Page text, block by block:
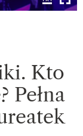
Kto
Pełna